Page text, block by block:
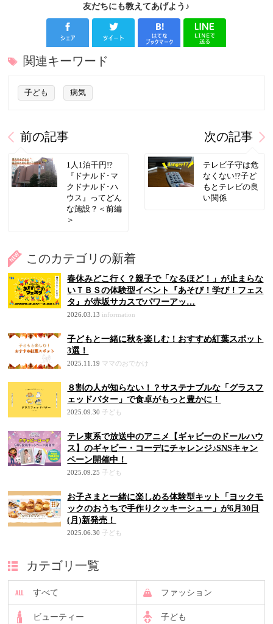
友だちにも教えてあげよう♪
関連キーワード
子ども 病気
前の記事
1人1泊千円!?
『ドナルド･マ
クドナルド･ハ
ウス』ってどん
な施設？＜前編
＞
次の記事
テレビ子守は危
なくない!?子ど
もとテレビの良
い関係
このカテゴリの新着
春休みどこ行く？親子で「なるほど！」が止まらな
いＴＢＳの体験型イベント『あそび！学び！フェス
タ』が赤坂サカスでパワーアッ…
2026.03.13 information
子どもと一緒に秋を楽しむ！おすすめ紅葉スポット
3選！
2025.11.19 ママのおでかけ
８割の人が知らない！？サステナブルな「グラスフ
ェッドバター」で食卓がもっと豊かに！
2025.09.30 子ども
テレ東系で放送中のアニメ【ギャビーのドールハウ
ス】のギャビー・コーデにチャレンジ♪SNSキャン
ペーン開催中！
2025.09.25 子ども
お子さまと一緒に楽しめる体験型キット「ヨックモ
ックのおうちで手作りクッキーシュー」が6月30日
(月)新発売！
2025.06.30 子ども
カテゴリ一覧
すべて ファッション
ビューティー 子ども